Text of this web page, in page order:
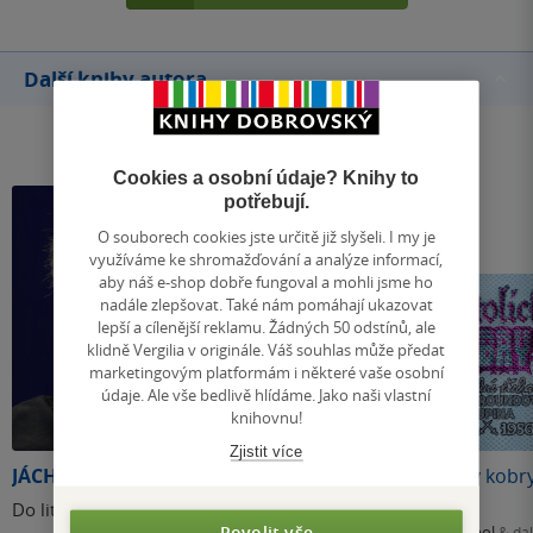
Další knihy autora
JÁCHYM TOPOL
Do literatury vstoupil v
Katolický
Cookies a osobní údaje? Knihy to
potřebují.
O souborech cookies jste určitě již slyšeli. I my je
využíváme ke shromažďování a analýze informací,
aby náš e-shop dobře fungoval a mohli jsme ho
nadále zlepšovat. Také nám pomáhají ukazovat
lepší a cílenější reklamu. Žádných 50 odstínů, ale
klidně Vergilia v originále. Váš souhlas může předat
marketingovým platformám i některé vaše osobní
údaje. Ale vše bedlivě hlídáme. Jako naši vlastní
knihovnu!
Zjistit více